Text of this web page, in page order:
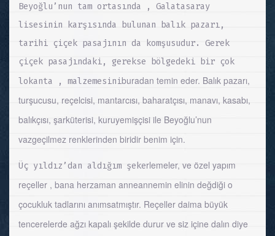
Beyoğlu’nun tam ortasında , Galatasaray
lisesinin karşısında bulunan balık pazarı,
tarihi çiçek pasajının da komşusudur. Gerek
çiçek pasajındaki, gerekse bölgedeki bir çok
lokanta , malzemesiniburadan temin eder. Balık pazarı,
turşucusu, reçelcisi, mantarcısı, baharatçısı, manavı, kasabı,
balıkçısı, şarküterisi, kuruyemişçisi ile Beyoğlu’nun
vazgeçilmez renklerinden biridir benim için.
Üç yıldız’dan aldığım şekerlemeler, ve özel yapım
reçeller , bana herzaman anneannemin elinin değdiği o
çocukluk tadlarını anımsatmıştır. Reçeller daima büyük
tencerelerde ağzı kapalı şekilde durur ve siz içine dalın diye